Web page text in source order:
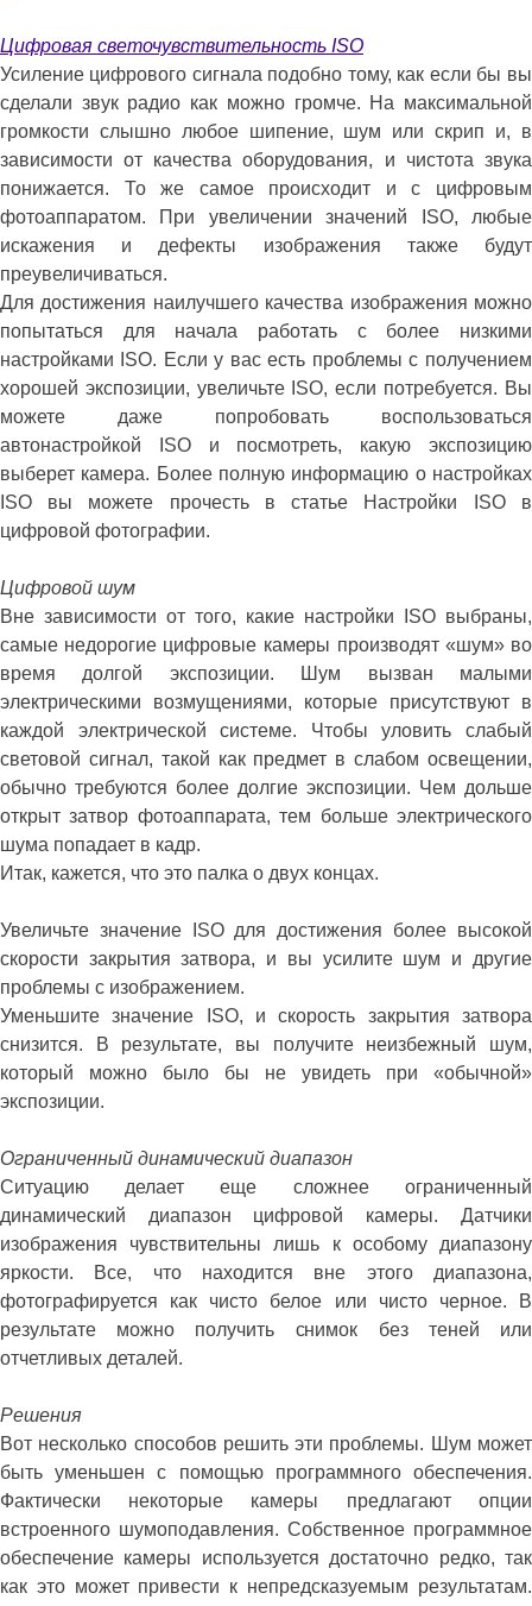
Цифровая светочувствительность ISO
Усиление цифрового сигнала подобно тому, как если бы вы
сделали звук радио как можно громче. На максимальной
громкости слышно любое шипение, шум или скрип и, в
зависимости от качества оборудования, и чистота звука
понижается. То же самое происходит и с цифровым
фотоаппаратом. При увеличении значений ISO, любые
искажения и дефекты изображения также будут
преувеличиваться.
Для достижения наилучшего качества изображения можно
попытаться для начала работать с более низкими
настройками ISO. Если у вас есть проблемы с получением
хорошей экспозиции, увеличьте ISO, если потребуется. Вы
можете даже попробовать воспользоваться
автонастройкой ISO и посмотреть, какую экспозицию
выберет камера. Более полную информацию о настройках
ISO вы можете прочесть в статье Настройки ISO в
цифровой фотографии.
Цифровой шум
Вне зависимости от того, какие настройки ISO выбраны,
самые недорогие цифровые камеры производят «шум» во
время долгой экспозиции. Шум вызван малыми
электрическими возмущениями, которые присутствуют в
каждой электрической системе. Чтобы уловить слабый
световой сигнал, такой как предмет в слабом освещении,
обычно требуются более долгие экспозиции. Чем дольше
открыт затвор фотоаппарата, тем больше электрического
шума попадает в кадр.
Итак, кажется, что это палка о двух концах.
Увеличьте значение ISO для достижения более высокой
скорости закрытия затвора, и вы усилите шум и другие
проблемы с изображением.
Уменьшите значение ISO, и скорость закрытия затвора
снизится. В результате, вы получите неизбежный шум,
который можно было бы не увидеть при «обычной»
экспозиции.
Ограниченный динамический диапазон
Ситуацию делает еще сложнее ограниченный
динамический диапазон цифровой камеры. Датчики
изображения чувствительны лишь к особому диапазону
яркости. Все, что находится вне этого диапазона,
фотографируется как чисто белое или чисто черное. В
результате можно получить снимок без теней или
отчетливых деталей.
Решения
Вот несколько способов решить эти проблемы. Шум может
быть уменьшен с помощью программного обеспечения.
Фактически некоторые камеры предлагают опции
встроенного шумоподавления. Собственное программное
обеспечение камеры используется достаточно редко, так
как это может привести к непредсказуемым результатам.